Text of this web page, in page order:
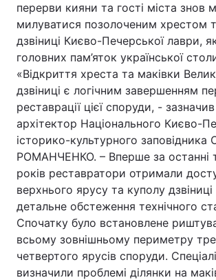
перерви кияни та гості міста знов
милуватися позолоченим хрестом
дзвіниці Києво-Печерської лаври,
головних пам’яток української
«Відкриття хреста та маківки
дзвіниці є логічним завершенням
реставрації цієї споруди, -
архітектор Національного Києво-
історико-культурного заповідника
РОМАНЧЕНКО. – Вперше за останні
років реставратори отримали
верхнього ярусу та куполу
детальне обстеження технічного
Спочатку було встановлене
всьому зовнішньому периметру
четвертого ярусів споруди.
визначили проблемі ділянки на